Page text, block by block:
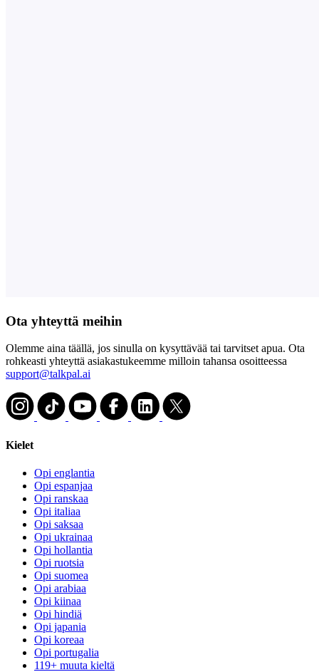
Ota yhteyttä meihin
Olemme aina täällä, jos sinulla on kysyttävää tai tarvitset apua. Ota
rohkeasti yhteyttä asiakastukeemme milloin tahansa osoitteessa
support@talkpal.ai
Kielet
Opi englantia
Opi espanjaa
Opi ranskaa
Opi italiaa
Opi saksaa
Opi ukrainaa
Opi hollantia
Opi ruotsia
Opi suomea
Opi arabiaa
Opi kiinaa
Opi hindiä
Opi japania
Opi koreaa
Opi portugalia
119+ muuta kieltä